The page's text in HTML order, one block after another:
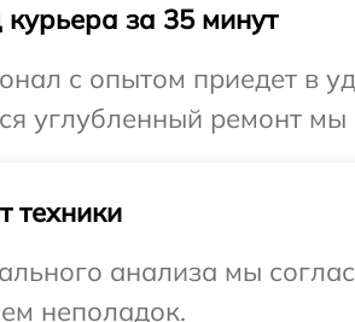
за 35 минут
с опытом приедет в
углубленный ремонт
техники
анализа мы
неполадок.